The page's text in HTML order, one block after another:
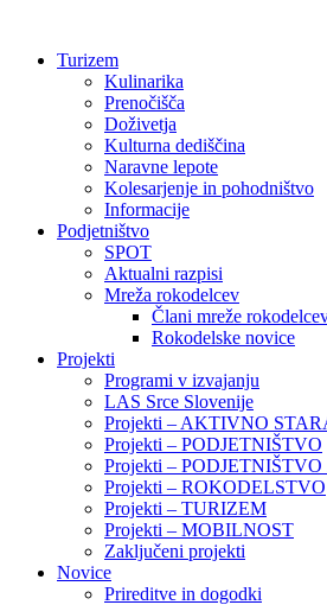
vsebinoTurizem
Kulinarika
Prenočišča
Doživetja
Kulturna dediščina
Naravne lepote
Kolesarjenje in pohodništvo
Informacije
Podjetništvo
SPOT
Aktualni razpisi
Mreža rokodelcev
Člani mreže
Rokodelske novice
Projekti
Programi v izvajanju
LAS Srce Slovenije
Projekti – AKTIVNO
Projekti – PODJETNIŠTVO
Projekti –
Projekti – ROKODELSTVO
Projekti – TURIZEM
Projekti – MOBILNOST
Zaključeni projekti
Novice
Prireditve in dogodki